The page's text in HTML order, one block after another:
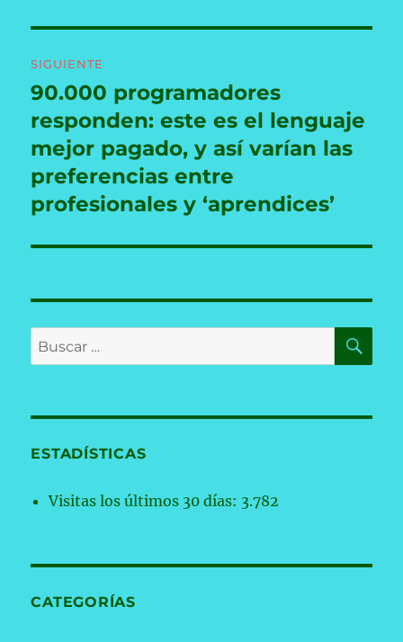
SIGUIENTE
Entrada
siguiente:
90.000 programadores
responden: este es el lenguaje
mejor pagado, y así varían las
preferencias entre
profesionales y ‘aprendices’
Buscar
por:
ESTADÍSTICAS
Visitas los últimos 30 días: 3.782
CATEGORÍAS